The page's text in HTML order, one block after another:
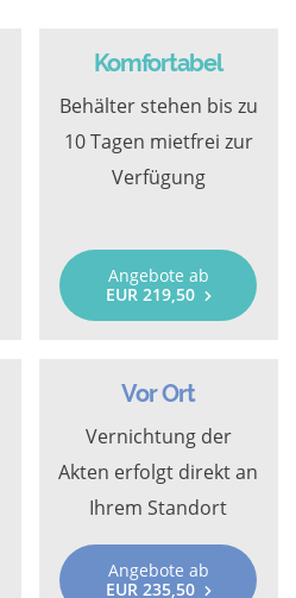
Komfortabel
Behälter stehen bis zu
10 Tagen mietfrei zur
Verfügung
Angebote ab
EUR 219,50
Vor Ort
Vernichtung der
Akten erfolgt direkt an
Ihrem Standort
Angebote ab
EUR 235,50